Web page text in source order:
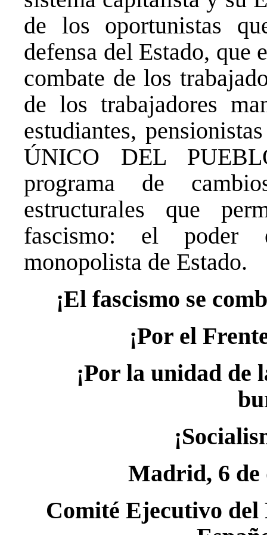
de los oportunistas
defensa del Estado, que
combate de los
de los trabajadores
estudiantes,
ÚNICO DEL
programa de
estructurales que
fascismo: el poder
monopolista de Estado.
¡El fascismo se
¡Por el
¡Por la unidad de
Madrid, 6 de
Comité Ejecutivo